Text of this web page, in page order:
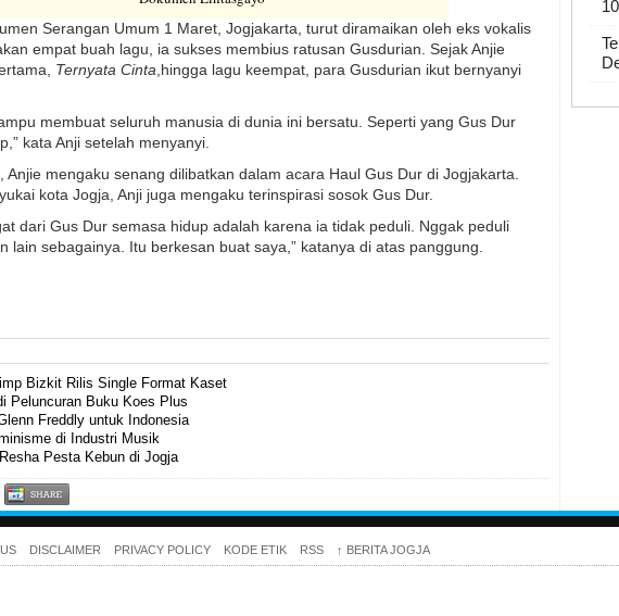
Serangan Umum 1 Maret, Jogjakarta, turut diramaikan oleh eks vokalis
empat buah lagu, ia sukses membius ratusan Gusdurian. Sejak Anjie
Ternyata Cinta ,hingga lagu keempat, para Gusdurian ikut bernyanyi
membuat seluruh manusia di dunia ini bersatu. Seperti yang Gus Dur
kata Anji setelah menyanyi.
Anjie mengaku senang dilibatkan dalam acara Haul Gus Dur di Jogjakarta.
kota Jogja, Anji juga mengaku terinspirasi sosok Gus Dur.
dari Gus Dur semasa hidup adalah karena ia tidak peduli. Nggak peduli
lain sebagainya. Itu berkesan buat saya,” katanya di atas panggung.
Bizkit Rilis Single Format Kaset
Peluncuran Buku Koes Plus
Freddly untuk Indonesia
di Industri Musik
Pesta Kebun di Jogja
DISCLAIMER PRIVACY POLICY KODE ETIK RSS ↑ BERITA JOGJA